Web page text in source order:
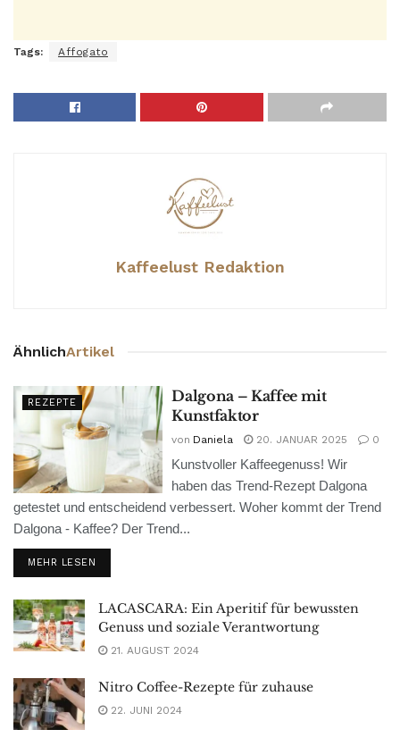
Tags: Affogato
Kaffeelust Redaktion
ÄhnlichArtikel
REZEPTE
Dalgona – Kaffee mit
Kunstfaktor
von Daniela 20. JANUAR 2025 0
Kunstvoller Kaffeegenuss! Wir
haben das Trend-Rezept Dalgona
getestet und entscheidend verbessert. Woher kommt der Trend
Dalgona - Kaffee? Der Trend...
MEHR LESEN
LACASCARA: Ein Aperitif für bewussten
Genuss und soziale Verantwortung
21. AUGUST 2024
Nitro Coffee-Rezepte für zuhause
22. JUNI 2024